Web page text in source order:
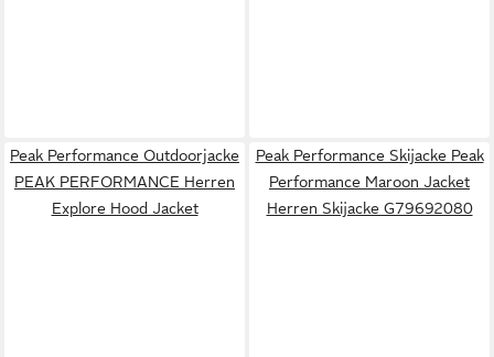
Peak Performance Outdoorjacke
PEAK PERFORMANCE Herren
Explore Hood Jacket
Peak Performance Skijacke Peak
Performance Maroon Jacket
Herren Skijacke G79692080